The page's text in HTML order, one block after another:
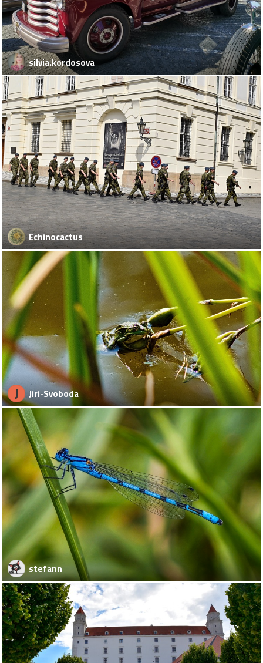
silvia.kordosova
Echinocactus
J Jiri-Svoboda
stefann